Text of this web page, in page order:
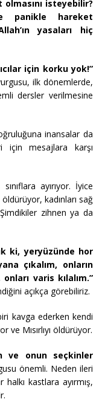
isteyebilir?
panikle hareket
yasaları hiç
için korku yok!”
ilk dönemlerde,
dersler verilmesine
inansalar da
için mesajlara karşı
ayırıyor. İyice
kadınları sağ
Şimdikiler zihnen ya da
ki, yeryüzünde hor
çıkalım, onların
varis kılalım.”
açıkça görebiliriz.
kavga ederken kendi
ve Mısırlıyı öldürüyor.
ve onun seçkinler
önemli. Neden ileri
kastlara ayırmış,